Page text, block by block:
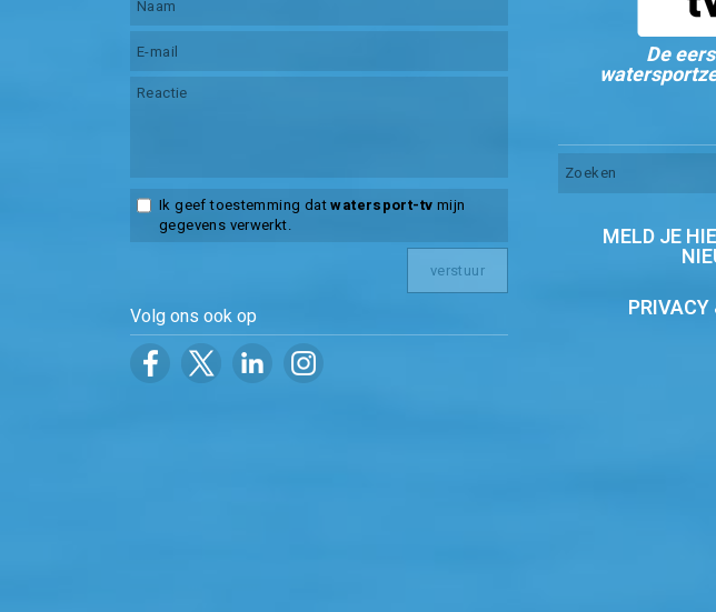
Ik geef toestemming datwatersport-tv mijn
gegevens verwerkt.
Volg ons ook op
De
MELD JE
PRIVACY